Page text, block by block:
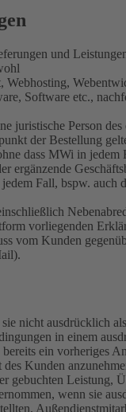
und
Software etc.,
Person
der Bestellung
dass MWi in
ergänzende
Fall, bspw.
vorliegenden
vom Kunden
nicht ausdrücklich
in einem
ein vorheriges
Kunden
gebuchten Leistung,
wenn sie